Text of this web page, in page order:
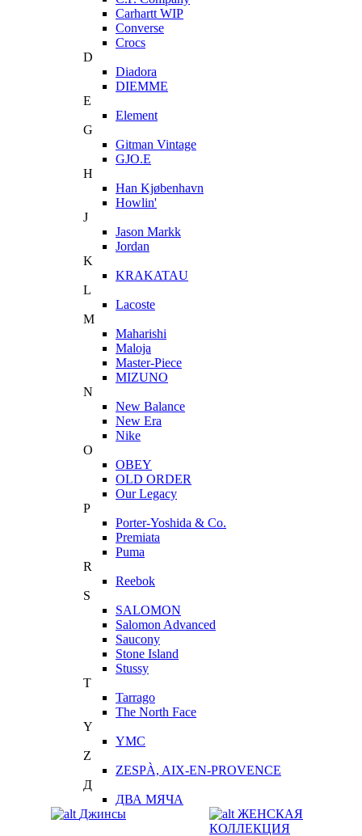
Carhartt WIP
Converse
Crocs
D
Diadora
DIEMME
E
Element
G
Gitman Vintage
GJO.E
H
Han Kjøbenhavn
Howlin'
J
Jason Markk
Jordan
K
KRAKATAU
L
Lacoste
M
Maharishi
Maloja
Master-Piece
MIZUNO
N
New Balance
New Era
Nike
O
OBEY
OLD ORDER
Our Legacy
P
Porter-Yoshida & Co.
Premiata
Puma
R
Reebok
S
SALOMON
Salomon Advanced
Saucony
Stone Island
Stussy
T
Tarrago
The North Face
Y
YMC
Z
ZESPÀ, AIX-EN-PROVENCE
Д
ДВА МЯЧА
Джинсы
ЖЕНСКАЯ
КОЛЛЕКЦИЯ